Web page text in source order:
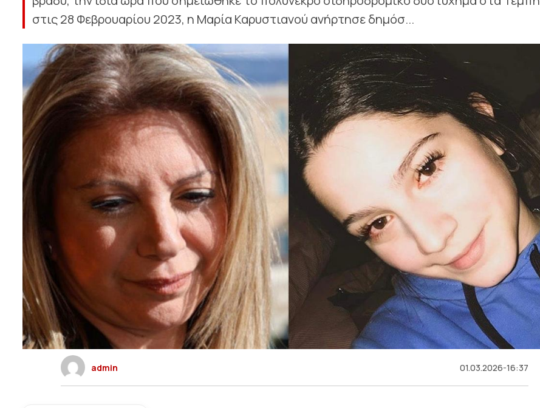
στις 28 Φεβρουαρίου 2023, η Μαρία Καρυστιανού ανήρτησε δημόσ...
admin 01.03.2026-16:37